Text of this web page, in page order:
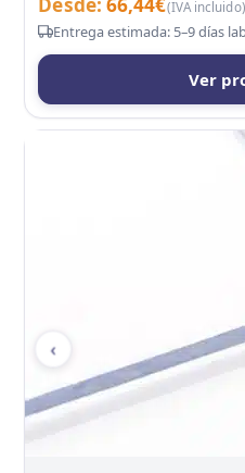
Desde:66,44€(IVA incluido)
Entrega estimada: 5–9 días
Ver
‹